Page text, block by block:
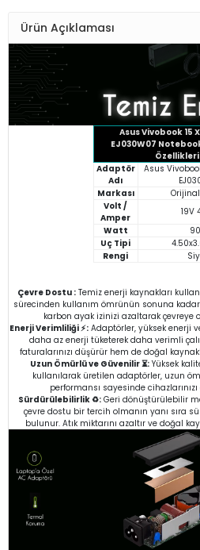
Ürün Açıklaması
Asus Vivobook 15
EJ030W07
Özellikleri
Adaptör
Adı
Asus
Markası
Volt /
Amper
19V
Watt
Uç Tipi
Rengi
Çevre Dostu : Temiz enerji kaynakları
sürecinden kullanım ömrünün sonuna kadar
karbon ayak izinizi azaltarak çevreye
Enerji Verimliliği ⚡:Adaptörler, yüksek enerji
daha az enerji tüketerek daha verimli
faturalarınızı düşürür hem de doğal
Uzun Ömürlü ve Güvenilir ⏳:Yüksek
kullanılarak üretilen adaptörler, uzun
performansı sayesinde
Sürdürülebilirlik ♻️:Geri dönüştürülebilir
çevre dostu bir tercih olmanın yanı sıra
bulunur. Atık miktarını azaltır ve doğal